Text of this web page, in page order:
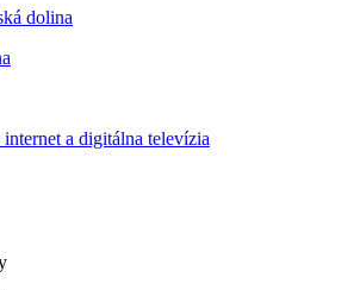
dolina
a digitálna televízia